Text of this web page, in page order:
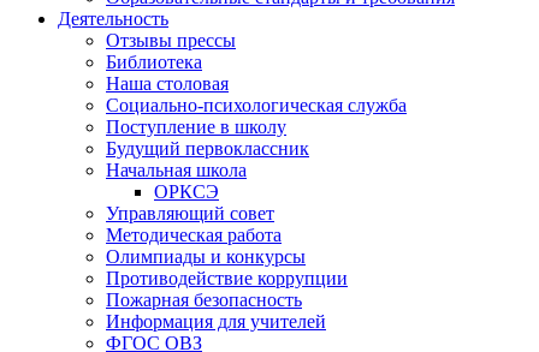
Деятельность
Отзывы прессы
Библиотека
Наша столовая
Социально-психологическая служба
Поступление в школу
Будущий первоклассник
Начальная школа
ОРКСЭ
Управляющий совет
Методическая работа
Олимпиады и конкурсы
Противодействие коррупции
Пожарная безопасность
Информация для учителей
ФГОС ОВЗ